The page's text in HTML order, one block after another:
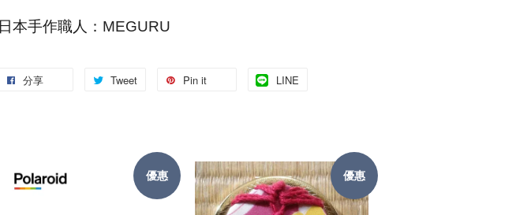
日本手作職人 ：MEGURU
分享 Tweet Pin it LINE
優惠 優惠